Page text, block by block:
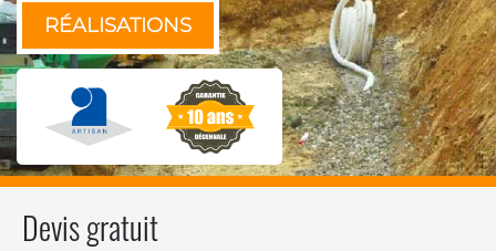
RÉALISATIONS
Devis gratuit